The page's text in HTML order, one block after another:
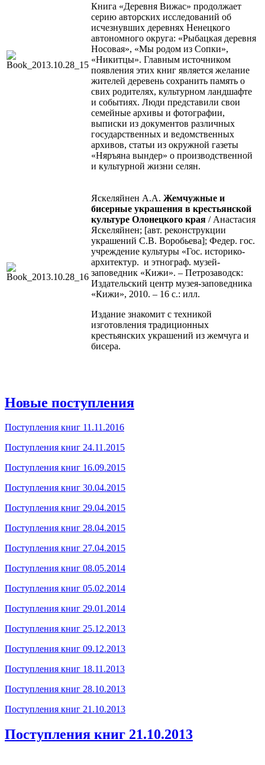
Книга «Деревня Вижас» продолжает
серию авторских исследований об
исчезнувших деревнях Ненецкого
автономного округа: «Рыбацкая деревня
Носовая», «Мы родом из Сопки»,
«Никитцы». Главным источником
появления этих книг является желание
жителей деревень сохранить память о
свих родителях, культурном ландшафте
и событиях. Люди представили свои
семейные архивы и фотографии,
выписки из документов различных
государственных и ведомственных
архивов, статьи из окружной газеты
«Няръяна вындер» о производственной
и культурной жизни селян.
Яскеляйнен А.А. Жемчужные и
бисерные украшения в крестьянской
культуре Олонецкого края / Анастасия
Яскеляйнен; [авт. реконструкции
украшений С.В. Воробьева]; Федер. гос.
учреждение культуры «Гос. историко-
архитектур. и этнограф. музей-
заповедник «Кижи». – Петрозаводск:
Издательский центр музея-заповедника
«Кижи», 2010. – 16 с.: илл.
Издание знакомит с техникой
изготовления традиционных
крестьянских украшений из жемчуга и
бисера.
Новые поступления
Поступления книг 11.11.2016
Поступления книг 24.11.2015
Поступления книг 16.09.2015
Поступления книг 30.04.2015
Поступления книг 29.04.2015
Поступления книг 28.04.2015
Поступления книг 27.04.2015
Поступления книг 08.05.2014
Поступления книг 05.02.2014
Поступления книг 29.01.2014
Поступления книг 25.12.2013
Поступления книг 09.12.2013
Поступления книг 18.11.2013
Поступления книг 28.10.2013
Поступления книг 21.10.2013
Поступления книг 21.10.2013